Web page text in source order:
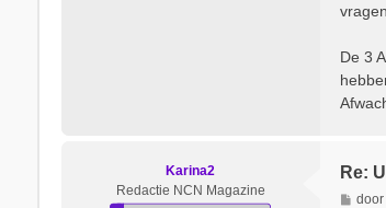
De 3
Karina2
Redactie NCN Magazine
Re:
B